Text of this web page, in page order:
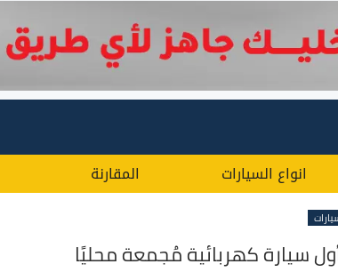
انواع السيارات المقارنة
سيارة كهربائية مُجمعة محليًا